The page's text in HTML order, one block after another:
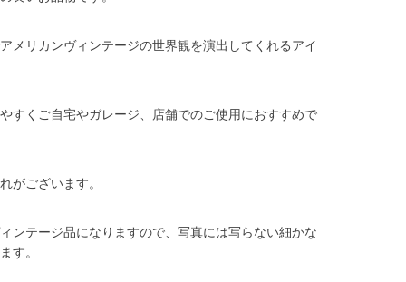
メリカンヴィンテージの世界観を演出してくれるアイ
すくご自宅やガレージ、店舗でのご使用におすすめで
がございます。
ンテージ品になりますので、写真には写らない細かな
す。